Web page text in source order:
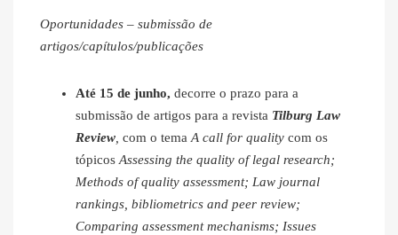
Oportunidades – submissão de
artigos/capítulos/publicações
Até 15 de junho, decorre o prazo para a
submissão de artigos para a revista Tilburg Law
Review, com o temaA call for quality com os
tópicosAssessing the quality of legal research;
Methods of quality assessment; Law journal
rankings, bibliometrics and peer review;
Comparing assessment mechanisms; Issues